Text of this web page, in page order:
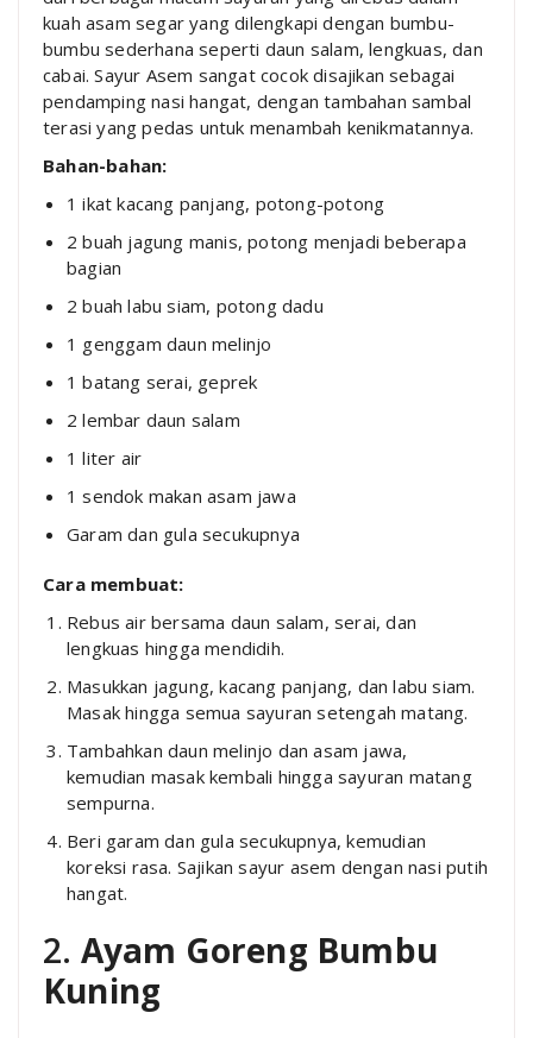
kuah asam segar yang dilengkapi dengan bumbu-
bumbu sederhana seperti daun salam, lengkuas, dan
cabai. Sayur Asem sangat cocok disajikan sebagai
pendamping nasi hangat, dengan tambahan sambal
terasi yang pedas untuk menambah kenikmatannya.
Bahan-bahan:
1 ikat kacang panjang, potong-potong
2 buah jagung manis, potong menjadi beberapa
bagian
2 buah labu siam, potong dadu
1 genggam daun melinjo
1 batang serai, geprek
2 lembar daun salam
1 liter air
1 sendok makan asam jawa
Garam dan gula secukupnya
Cara membuat:
Rebus air bersama daun salam, serai, dan
lengkuas hingga mendidih.
Masukkan jagung, kacang panjang, dan labu siam.
Masak hingga semua sayuran setengah matang.
Tambahkan daun melinjo dan asam jawa,
kemudian masak kembali hingga sayuran matang
sempurna.
Beri garam dan gula secukupnya, kemudian
koreksi rasa. Sajikan sayur asem dengan nasi putih
hangat.
2. Ayam Goreng Bumbu
Kuning